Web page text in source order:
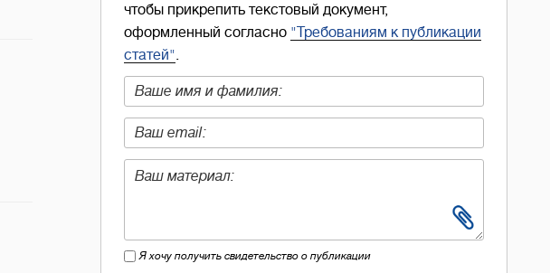
чтобы прикрепить текстовый документ,
оформленный согласно "Требованиям к публикации
статей".
Я хочу получить свидетельство о публикации